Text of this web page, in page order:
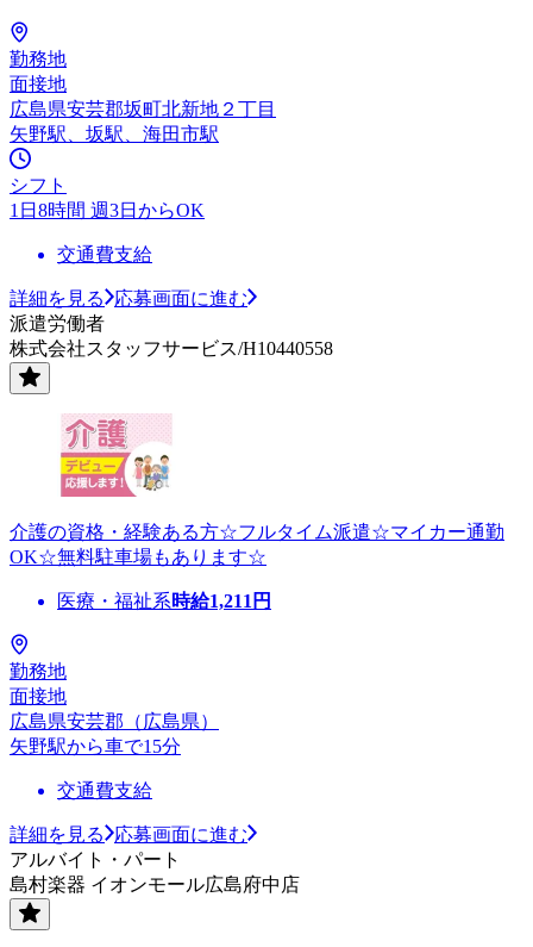
勤務地
面接地
広島県安芸郡坂町北新地２丁目
矢野駅、坂駅、海田市駅
シフト
1日8時間 週3日からOK
交通費支給
詳細を見る
応募画面に進む
派遣労働者
株式会社スタッフサービス/H10440558
介護の資格・経験ある方☆フルタイム派遣☆マイカー通勤
OK☆無料駐車場もあります☆
医療・福祉系時給1,211 円
勤務地
面接地
広島県安芸郡（広島県）
矢野駅から車で15分
交通費支給
詳細を見る
応募画面に進む
アルバイト・パート
島村楽器 イオンモール広島府中店